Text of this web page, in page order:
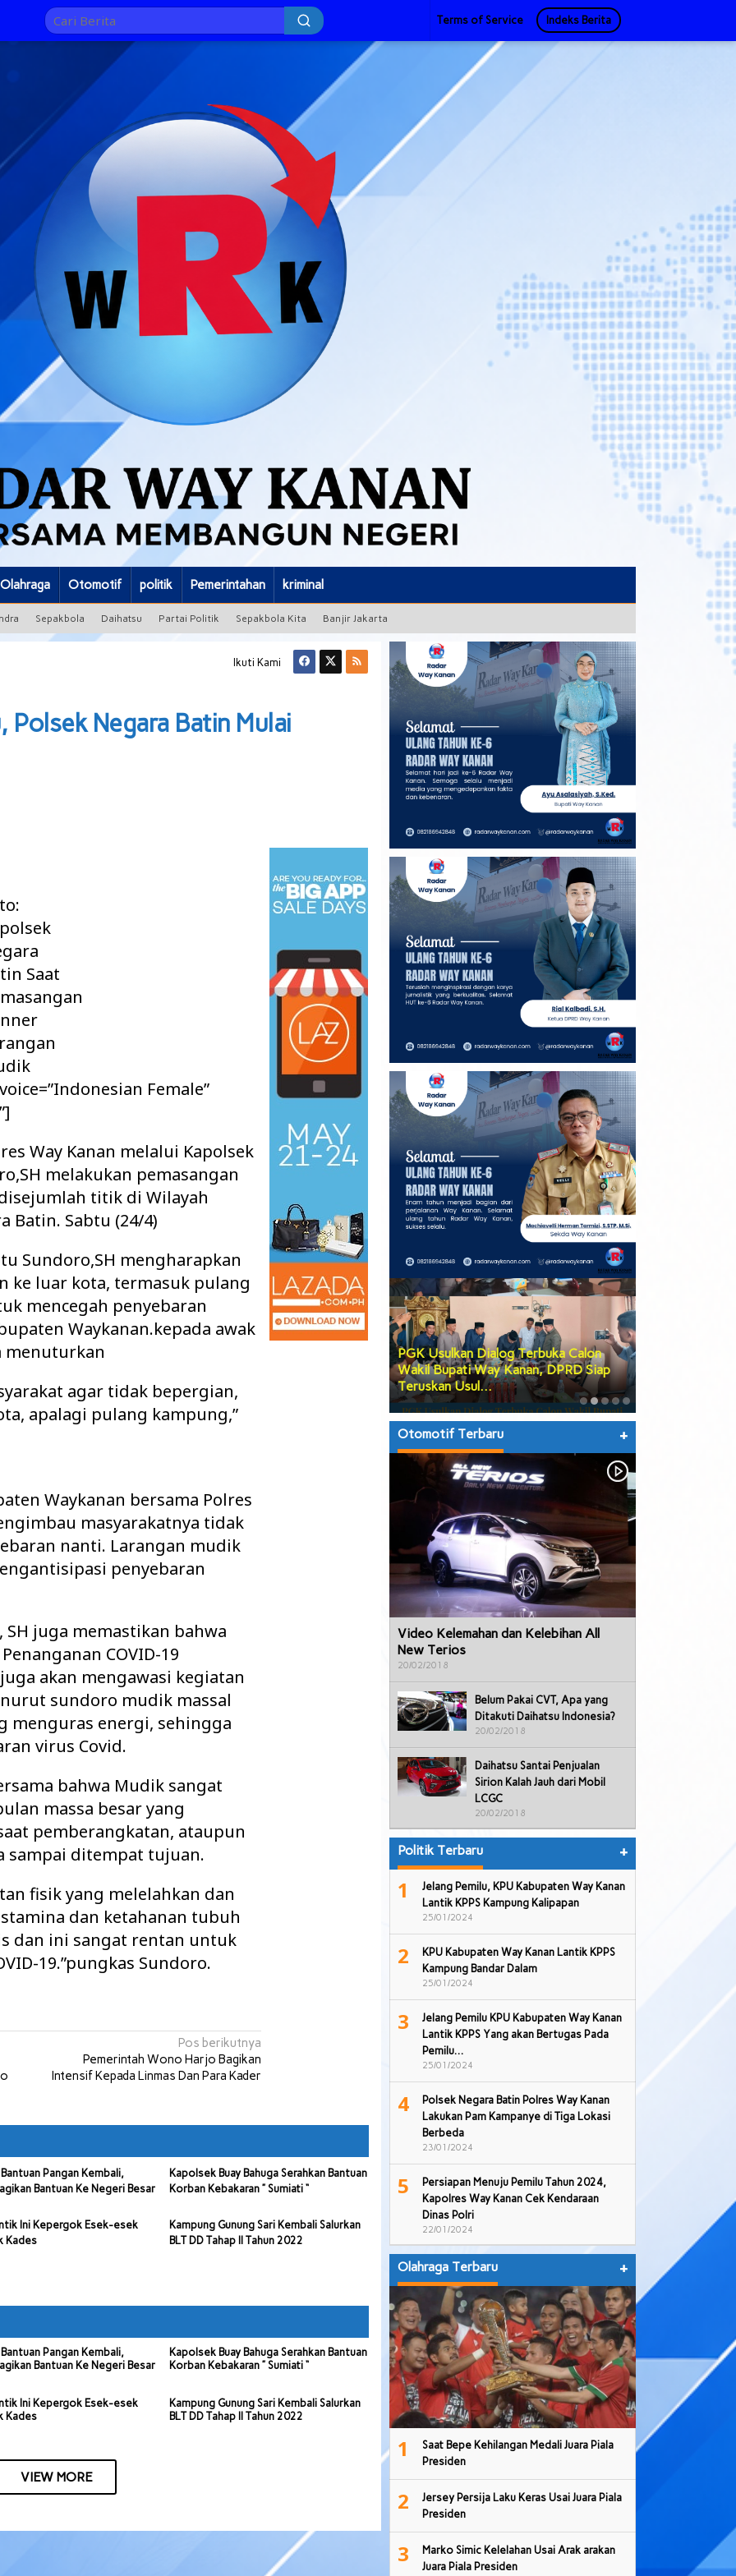
Terms of Service Indeks Berita
Olahraga Otomotif politik Pemerintahan kriminal
Sepakbola Daihatsu Partai Politik Sepakbola Kita Banjir Jakarta
Ikuti Kami
Polsek Negara Batin Mulai
Saat
Female”
Way Kanan melalui Kapolsek
melakukan pemasangan
titik di Wilayah
Batin. Sabtu (24/4)
Sundoro,SH mengharapkan
ke luar kota, termasuk pulang
mencegah penyebaran
Waykanan.kepada awak
menuturkan
agar tidak bepergian,
apalagi pulang kampung,”
Waykanan bersama Polres
masyarakatnya tidak
nanti. Larangan mudik
penyebaran
juga memastikan bahwa
COVID-19
akan mengawasi kegiatan
sundoro mudik massal
menguras energi, sehingga
virus Covid.
bahwa Mudik sangat
massa besar yang
pemberangkatan, ataupun
sampai ditempat tujuan.
fisik yang melelahkan dan
dan ketahanan tubuh
dan ini sangat rentan untuk
19.”pungkas Sundoro.
Pos berikutnya
Pemerintah Wono Harjo Bagikan
Intensif Kepada Linmas Dan Para Kader
Pangan Kembali,
Bantuan Ke Negeri Besar
Kapolsek Buay Bahuga Serahkan Bantuan
Korban Kebakaran ” Sumiati “
Ini Kepergok Esek-esek
Kades
Kampung Gunung Sari Kembali Salurkan
BLT DD Tahap II Tahun 2022
Pangan Kembali,
Bantuan Ke Negeri Besar
Kapolsek Buay Bahuga Serahkan Bantuan
Korban Kebakaran ” Sumiati “
Ini Kepergok Esek-esek
Kades
Kampung Gunung Sari Kembali Salurkan
BLT DD Tahap II Tahun 2022
VIEW MORE
Kelas Rusak
Ramadhona Siap Lanj…
PGK Usulkan Dialog Terbuka Calon
Wakil Bupati Way Kanan, DPRD Siap
Teruskan Usul…
Otomotif Terbaru +
Video Kelemahan dan Kelebihan All
New Terios
20/02/2018
Belum Pakai CVT, Apa yang
Ditakuti Daihatsu Indonesia?
20/02/2018
Daihatsu Santai Penjualan
Sirion Kalah Jauh dari Mobil
LCGC
20/02/2018
Politik Terbaru +
1
Jelang Pemilu, KPU Kabupaten Way Kanan
Lantik KPPS Kampung Kalipapan
25/01/2024
2
KPU Kabupaten Way Kanan Lantik KPPS
Kampung Bandar Dalam
25/01/2024
3
Jelang Pemilu KPU Kabupaten Way Kanan
Lantik KPPS Yang akan Bertugas Pada
Pemilu…
25/01/2024
4
Polsek Negara Batin Polres Way Kanan
Lakukan Pam Kampanye di Tiga Lokasi
Berbeda
23/01/2024
5
Persiapan Menuju Pemilu Tahun 2024,
Kapolres Way Kanan Cek Kendaraan
Dinas Polri
22/01/2024
Olahraga Terbaru +
1
Saat Bepe Kehilangan Medali Juara Piala
Presiden
2
Jersey Persija Laku Keras Usai Juara Piala
Presiden
3
Marko Simic Kelelahan Usai Arak arakan
Juara Piala Presiden